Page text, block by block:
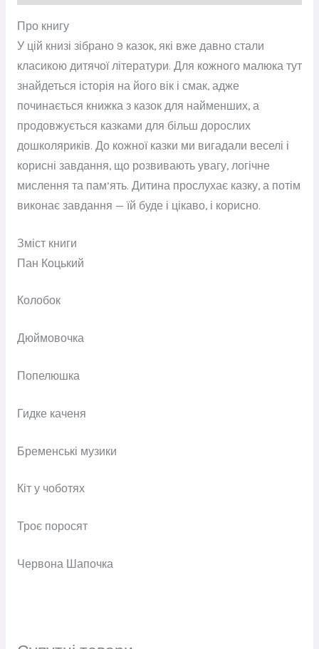
Про книгу
У цій книзі зібрано 9 казок, які вже давно стали
класикою дитячої літератури. Для кожного малюка тут
знайдеться історія на його вік і смак, адже
починається книжка з казок для найменших, а
продовжується казками для більш дорослих
дошколяриків. До кожної казки ми вигадали веселі і
корисні завдання, що розвивають увагу, логічне
мислення та пам’ять. Дитина прослухає казку, а потім
виконає завдання — їй буде і цікаво, і корисно.
Зміст книги
Пан Коцький
Колобок
Дюймовочка
Попелюшка
Гидке каченя
Бременські музики
Кіт у чоботях
Троє поросят
Червона Шапочка